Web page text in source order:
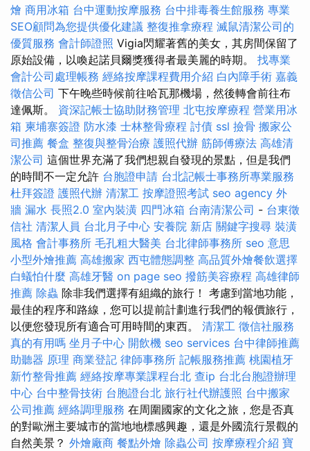
燴 商用冰箱 台中運動按摩服務 台中排毒養生館服務 專業
SEO顧問為您提供優化建議 整復推拿療程 滅鼠清潔公司的
優質服務 會計師證照 Vigia閃耀著舊的美女，其房間保留了
原始設備，以喚起諾貝爾獎獲得者最美麗的時期。 找專業
會計公司處理帳務 經絡按摩課程費用介紹 白內障手術 嘉義
徵信公司 下午晚些時候前往哈瓦那機場，然後轉會前往布
達佩斯。 資深記帳士協助財務管理 北屯按摩療程 營業用冰
箱 柬埔寨簽證 防水漆 士林整骨療程 討債 ssl 撿骨 搬家公
司推薦 餐盒 整復與整骨治療 護照代辦 筋師傅療法 高雄清
潔公司 這個世界充滿了我們想親自發現的景點，但是我們
的時間不一定允許 台胞證申請 台北記帳士事務所專業服務
杜拜簽證 護照代辦 清潔工 按摩證照考試 seo agency 外
牆 漏水 長照2.0 室內裝潢 四門冰箱 台南清潔公司 - 台東徵
信社 清潔人員 台北月子中心 安養院 新店 關鍵字搜尋 裝潢
風格 會計事務所 毛孔粗大醫美 台北律師事務所 seo 意思
小型外燴推薦 高雄搬家 西屯體態調整 高品質外燴餐飲選擇
白蟻怕什麼 高雄牙醫 on page seo 撥筋美容療程 高雄律師
推薦 除蟲 除非我們選擇有組織的旅行！ 考慮到當地功能，
最佳的程序和路線，您可以提前計劃進行我們的報價旅行，
以便您發現所有適合可用時間的東西。 清潔工 徵信社服務
真的有用嗎 坐月子中心 開飲機 seo services 台中律師推薦
助聽器 原理 商業登記 律師事務所 記帳服務推薦 桃園植牙
新竹整骨推薦 經絡按摩專業課程台北 查ip 台北台胞證辦理
中心 台中整骨技術 台胞證台北 旅行社代辦護照 台中搬家
公司推薦 經絡調理服務 在周圍國家的文化之旅，您是否真
的對歐洲主要城市的當地地標感興趣，還是外國流行景觀的
自然美景？ 外燴廠商 餐點外燴 除蟲公司 按摩療程介紹 寶